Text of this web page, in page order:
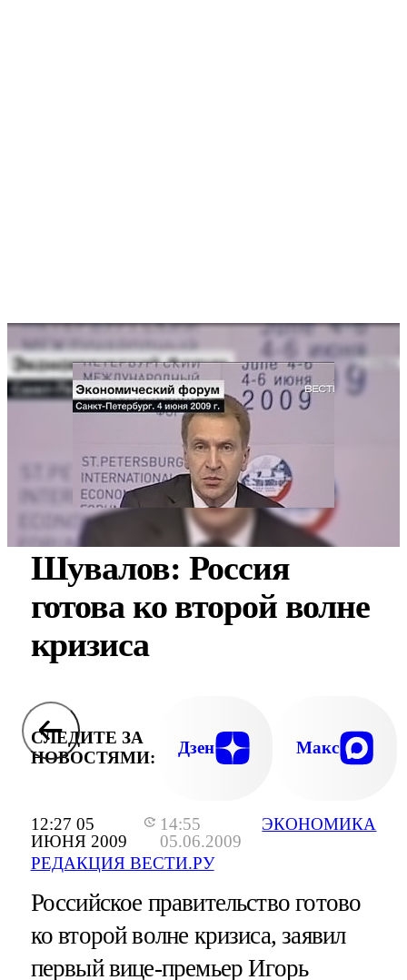
12:27 05
ИЮНЯ 2009
14:55
05.06.2009
РЕДАКЦИЯ ВЕСТИ.РУ
ЭКОНОМИКА
Шувалов: Россия
готова ко второй волне
кризиса
СЛЕДИТЕ ЗА
НОВОСТЯМИ:
Дзен Макс
Российское правительство готово
ко второй волне кризиса, заявил
первый вице-премьер Игорь